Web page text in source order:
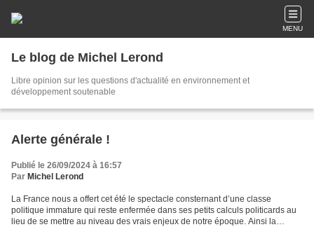
MENU
Le blog de Michel Lerond
Libre opinion sur les questions d'actualité en environnement et
développement soutenable
Alerte générale !
Publié le 26/09/2024 à 16:57
Par Michel Lerond
La France nous a offert cet été le spectacle consternant d’une classe
politique immature qui reste enfermée dans ses petits calculs politicards au
lieu de se mettre au niveau des vrais enjeux de notre époque. Ainsi la